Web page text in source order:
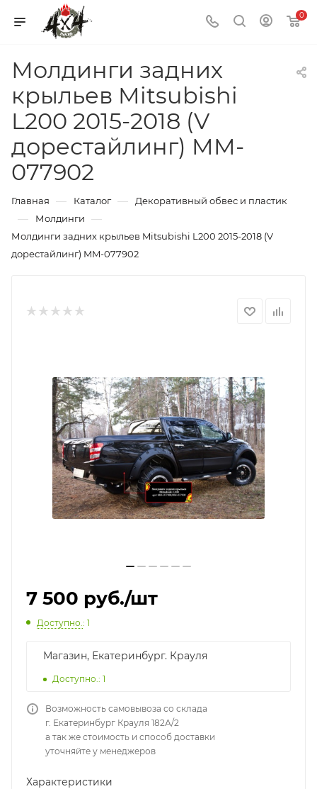
0
Молдинги задних
крыльев Mitsubishi
L200 2015-2018 (V
дорестайлинг) MM-
077902
Главная — Каталог — Декоративный обвес и пластик
— Молдинги —
Молдинги задних крыльев Mitsubishi L200 2015-2018 (V
дорестайлинг) MM-077902
7 500 руб./шт
Доступно. : 1
Магазин, Екатеринбург. Крауля
Доступно.: 1
Возможность самовывоза со склада
г. Екатеринбург Крауля 182А/2
а так же стоимость и способ доставки
уточняйте у менеджеров
Характеристики